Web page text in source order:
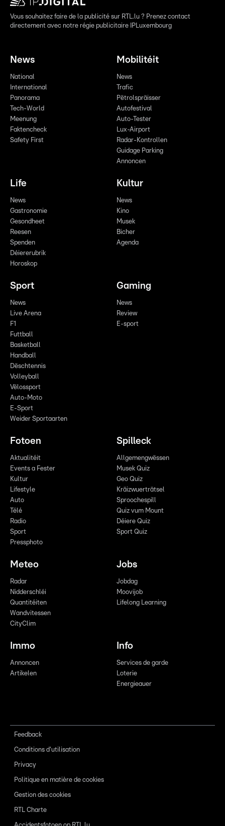
Vous souhaitez faire de la publicité sur RTL.lu ? Prenez contact
directement avec notre régie publicitaire IPLuxembourg
News
National
International
Panorama
Tech-World
Meenung
Faktencheck
Safety First
Mobilitéit
News
Trafic
Pëtrolspräisser
Autofestival
Auto-Tester
Lux-Airport
Radar-Kontrollen
Guidage Parking
Annoncen
Life
News
Gastronomie
Gesondheet
Reesen
Spenden
Déiererubrik
Horoskop
Kultur
News
Kino
Musek
Bicher
Agenda
Sport
News
Live Arena
F1
Futtball
Basketball
Handball
Dëschtennis
Volleyball
Vëlossport
Auto-Moto
E-Sport
Weider Sportaarten
Gaming
News
Review
E-sport
Fotoen
Aktualitéit
Events a Fester
Kultur
Lifestyle
Auto
Télé
Radio
Sport
Pressphoto
Spilleck
Allgemengwëssen
Musek Quiz
Geo Quiz
Kräizwuerträtsel
Sproochespill
Quiz vum Mount
Déiere Quiz
Sport Quiz
Meteo
Radar
Nidderschléi
Quantitéiten
Wandvitessen
CityClim
Jobs
Jobdag
Moovijob
Lifelong Learning
Immo
Annoncen
Artikelen
Info
Services de garde
Loterie
Energieauer
Feedback
Conditions d'utilisation
Privacy
Politique en matière de cookies
Gestion des cookies
RTL Charte